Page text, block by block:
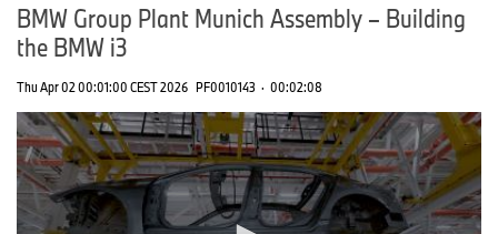
BMW Group Plant Munich Assembly – Building
the BMW i3
Thu Apr 02 00:01:00 CEST 2026 PF0010143 · 00:02:08